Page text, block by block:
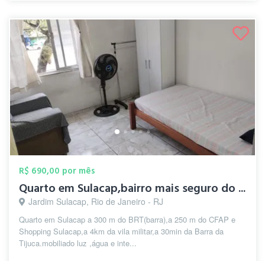
R$ 690,00 por mês
Quarto em Sulacap,bairro mais seguro do ...
Jardim Sulacap, Rio de Janeiro - RJ
Quarto em Sulacap a 300 m do BRT(barra),a 250 m do CFAP e
Shopping Sulacap,a 4km da vila militar,a 30min da Barra da
Tijuca.mobiliado luz ,água e inte...